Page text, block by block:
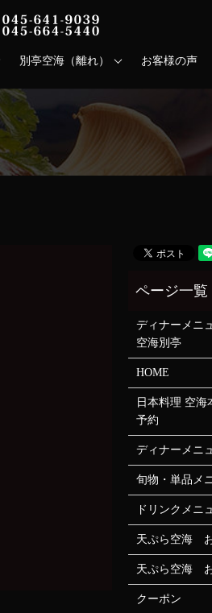
別亭空海（離れ） お客様の声
ディナーメニ
空海別亭
HOME
日本料理 空
予約
ディナーメニ
旬物・単品メ
ドリンクメニ
天ぷら空海
天ぷら空海
クーポン